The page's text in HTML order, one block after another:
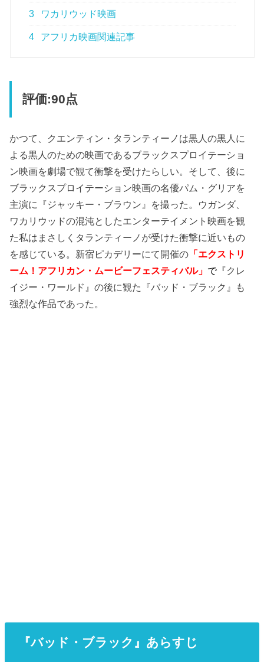
3 ワカリウッド映画
4 アフリカ映画関連記事
評価:90点
かつて、クエンティン・タランティーノは黒人の黒人に
よる黒人のための映画であるブラックスプロイテーショ
ン映画を劇場で観て衝撃を受けたらしい。そして、後に
ブラックスプロイテーション映画の名優パム・グリアを
主演に『ジャッキー・ブラウン』を撮った。ウガンダ、
ワカリウッドの混沌としたエンターテイメント映画を観
た私はまさしくタランティーノが受けた衝撃に近いもの
を感じている。新宿ピカデリーにて開催の 「エクストリ
ーム！アフリカン・ムービーフェスティバル」 で『クレ
イジー・ワールド』の後に観た『バッド・ブラック』も
強烈な作品であった。
『バッド・ブラック』あらすじ